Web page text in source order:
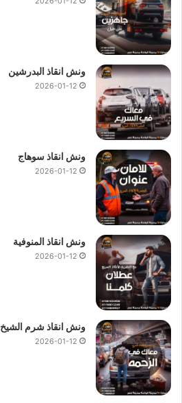
ونش انقاذ البدرشين
2026-01-12
ونش انقاذ سوهاج
2026-01-12
ونش انقاذ المنوفية
2026-01-12
ونش انقاذ شرم الشيخ
2026-01-12